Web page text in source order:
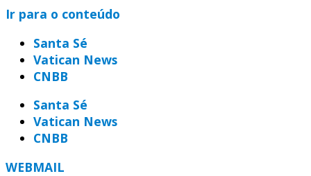
Ir para o conteúdo
Santa Sé
Vatican News
CNBB
Santa Sé
Vatican News
CNBB
WEBMAIL